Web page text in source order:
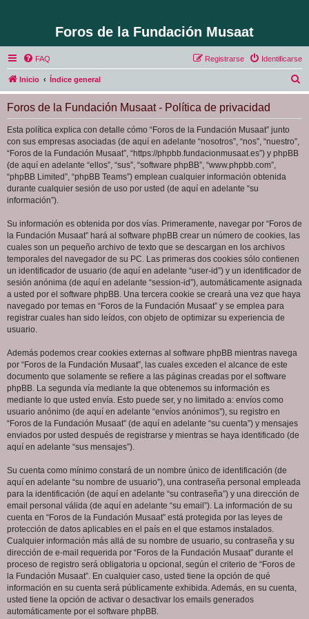
Foros de la Fundación Musaat
FAQ Identificarse
Registrarse
Inicio Índice general
u
Foros de la Fundación Musaat - Política de privacidad
Esta política explica con detalle cómo “Foros de la Fundación Musaat” junto
con sus empresas asociadas (de aquí en adelante “nosotros”, “nos”, “nuestro”,
“Foros de la Fundación Musaat”, “https://phpbb.fundacionmusaat.es”) y phpBB
(de aquí en adelante “ellos”, “sus”, “software phpBB”, “www.phpbb.com”,
“phpBB Limited”, “phpBB Teams”) emplean cualquier información obtenida
durante cualquier sesión de uso por usted (de aquí en adelante “su
información”).
Su información es obtenida por dos vías. Primeramente, navegar por “Foros de
la Fundación Musaat” hará al software phpBB crear un número de cookies, las
cuales son un pequeño archivo de texto que se descargan en los archivos
temporales del navegador de su PC. Las primeras dos cookies sólo contienen
un identificador de usuario (de aquí en adelante “user-id”) y un identificador de
sesión anónima (de aquí en adelante “session-id”), automáticamente asignada
a usted por el software phpBB. Una tercera cookie se creará una vez que haya
navegado por temas en “Foros de la Fundación Musaat” y se emplea para
registrar cuales han sido leídos, con objeto de optimizar su experiencia de
usuario.
Además podemos crear cookies externas al software phpBB mientras navega
por “Foros de la Fundación Musaat”, las cuales exceden el alcance de este
documento que solamente se refiere a las páginas creadas por el software
phpBB. La segunda vía mediante la que obtenemos su información es
mediante lo que usted envía. Esto puede ser, y no limitado a: envíos como
usuario anónimo (de aquí en adelante “envíos anónimos”), su registro en
“Foros de la Fundación Musaat” (de aquí en adelante “su cuenta”) y mensajes
enviados por usted después de registrarse y mientras se haya identificado (de
aquí en adelante “sus mensajes”).
Su cuenta como mínimo constará de un nombre único de identificación (de
aquí en adelante “su nombre de usuario”), una contraseña personal empleada
para la identificación (de aquí en adelante “su contraseña”) y una dirección de
email personal válida (de aquí en adelante “su email”). La información de su
cuenta en “Foros de la Fundación Musaat” está protegida por las leyes de
protección de datos aplicables en el país en el que estamos instalados.
Cualquier información más allá de su nombre de usuario, su contraseña y su
dirección de e-mail requerida por “Foros de la Fundación Musaat” durante el
proceso de registro será obligatoria u opcional, según el criterio de “Foros de
la Fundación Musaat”. En cualquier caso, usted tiene la opción de qué
información en su cuenta será públicamente exhibida. Además, en su cuenta,
usted tiene la opción de activar o desactivar los emails generados
automáticamente por el software phpBB.